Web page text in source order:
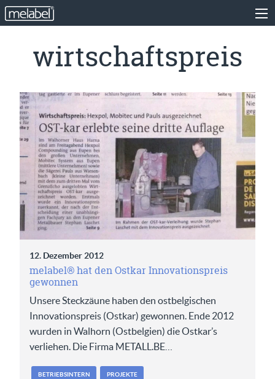
wirtschaftspreis
12. Dezember 2012
melabel® hat den Ostkar Innovationspreis
gewonnen
Unsere Steckzäune haben den ostbelgischen
Innovationspreis (Ostkar) gewonnen. Ende 2012
wurden in Walhorn (Ostbelgien) die Ostkar’s
verliehen. Die Firma METALL.BE…
BETRIEBSINTERN PROJEKTE